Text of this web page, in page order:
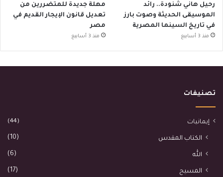
رحيل هاني شنودة.. رائد
الموسيقى الحديثة وصوت بارز
في تاريخ السينما المصرية
منذ 3 أسابيع
مهلة جديدة للمتضررين من
تعديل قانون الإيجار القديم في
مصر
منذ 3 أسابيع
تصنيفات
إيمانيات (44)
الكتاب المقدس (10)
الله (6)
المسيح (17)